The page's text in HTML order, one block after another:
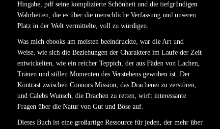
Hingabe, pdf seine komplizierte Schönheit und die tiefgründigen
Wahrheiten, die es über die menschliche Verfassung und unseren
Platz in der Welt vermittelte, voll zu würdigen.
Was mich ebooks am meisten beeindruckte, war die Art und
Weise, wie sich die Beziehungen der Charaktere im Laufe der Zeit
entwickelten, wie ein reicher Teppich, der aus Fäden von Lachen,
Tränen und stillen Momenten des Verstehens gewoben ist. Der
Kontrast zwischen Connors Mission, das Drachenei zu zerstören,
und Calebs Wunsch, die Drachen zu retten, wirft interessante
Fragen über die Natur von Gut und Böse auf.
Dieses Buch ist eine großartige Ressource für jeden, der mehr über